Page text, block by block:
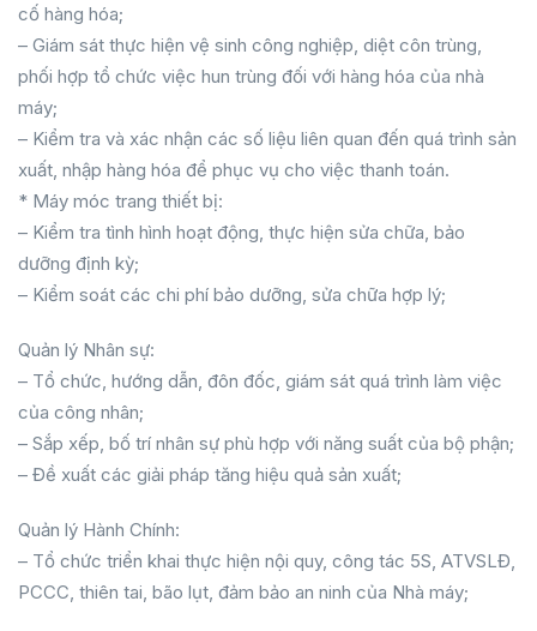
cố hàng hóa;
– Giám sát thực hiện vệ sinh công nghiệp, diệt côn trùng,
phối hợp tổ chức việc hun trùng đối với hàng hóa của nhà
máy;
– Kiểm tra và xác nhận các số liệu liên quan đến quá trình sản
xuất, nhập hàng hóa để phục vụ cho việc thanh toán.
* Máy móc trang thiết bị:
– Kiểm tra tình hình hoạt động, thực hiện sửa chữa, bảo
dưỡng định kỳ;
– Kiểm soát các chi phí bảo dưỡng, sửa chữa hợp lý;
Quản lý Nhân sự:
– Tổ chức, hướng dẫn, đôn đốc, giám sát quá trình làm việc
của công nhân;
– Sắp xếp, bố trí nhân sự phù hợp với năng suất của bộ phận;
– Đề xuất các giải pháp tăng hiệu quả sản xuất;
Quản lý Hành Chính:
– Tổ chức triển khai thực hiện nội quy, công tác 5S, ATVSLĐ,
PCCC, thiên tai, bão lụt, đảm bảo an ninh của Nhà máy;